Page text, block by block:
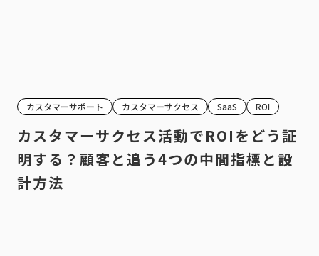
カスタマーサポート カスタマーサクセス SaaS ROI
カスタマーサクセス活動でROIをどう証
明する？顧客と追う4つの中間指標と設
計方法